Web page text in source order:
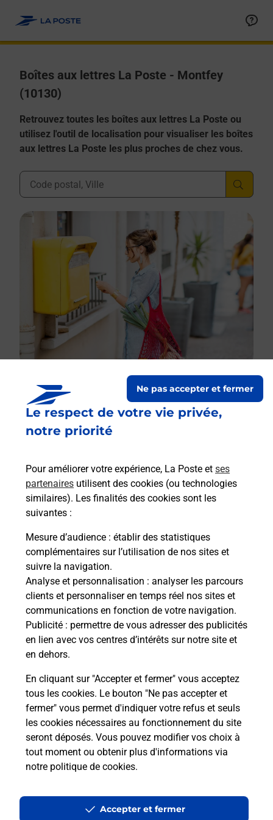
Le respect de votre vie privée,
notre priorité
Pour améliorer votre expérience, La Poste et ses
partenaires utilisent des cookies (ou technologies
similaires). Les finalités des cookies sont les
suivantes :
Mesure d’audience : établir des statistiques
complémentaires sur l’utilisation de nos sites et
suivre la navigation.
Analyse et personnalisation : analyser les parcours
clients et personnaliser en temps réel nos sites et
communications en fonction de votre navigation.
Publicité : permettre de vous adresser des publicités
en lien avec vos centres d’intérêts sur notre site et
en dehors.
En cliquant sur "Accepter et fermer" vous acceptez
tous les cookies. Le bouton "Ne pas accepter et
fermer" vous permet d'indiquer votre refus et seuls
les cookies nécessaires au fonctionnement du site
seront déposés. Vous pouvez modifier vos choix à
tout moment ou obtenir plus d'informations via
notre politique de cookies.
Ne pas accepter et fermer
Accepter et fermer
Boîtes aux lettres La Poste - Montfey
(10130)
Retrouvez toutes les boîtes aux lettres La Poste ou
utilisez l'outil de localisation pour visualiser les boîtes
aux lettres La Poste les plus proches de chez vous.
Ville, Département, Code Postal
Boîte aux lettres La Poste
1 Route De Sivrey
10130 Montfey
Le lien s'ouvre dans un nouvel onglet
Boîte aux lettres La Poste
Prochaine collecte du courrierlundià 08h00
4 Place De La Mairie
10130 Montfey
Le lien s'ouvre dans un nouvel onglet
Localiser Liste Boîtes aux lettres Aube Montfey
Accessibilité : partiellement conforme